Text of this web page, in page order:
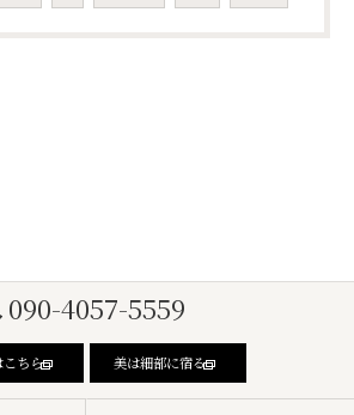
090-4057-5559
こちら 美は細部に宿る